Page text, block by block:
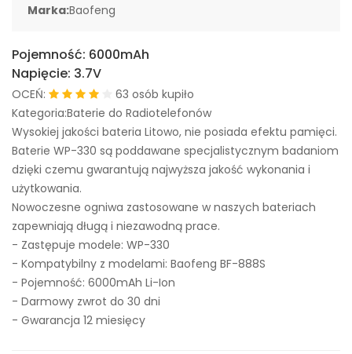
Marka:Baofeng
Pojemność: 6000mAh
Napięcie: 3.7V
OCEŃ:
63 osób kupiło
Kategoria:Baterie do Radiotelefonów
Wysokiej jakości bateria Litowo, nie posiada efektu pamięci.
Baterie WP-330 są poddawane specjalistycznym badaniom
dzięki czemu gwarantują najwyższa jakość wykonania i
użytkowania.
Nowoczesne ogniwa zastosowane w naszych bateriach
zapewniają długą i niezawodną prace.
- Zastępuje modele: WP-330
- Kompatybilny z modelami: Baofeng BF-888S
- Pojemność: 6000mAh Li-Ion
- Darmowy zwrot do 30 dni
- Gwarancja 12 miesięcy